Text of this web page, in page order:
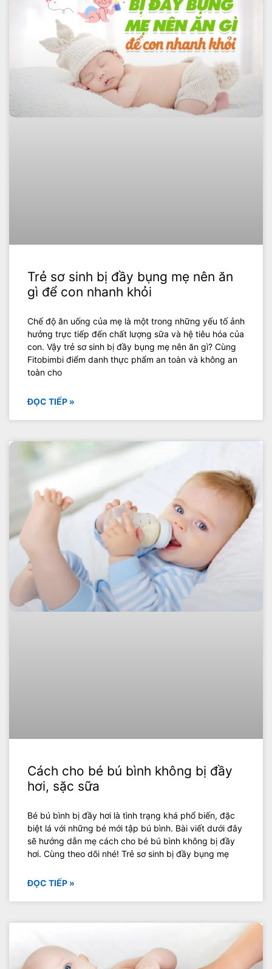
Trẻ sơ sinh bị đầy bụng mẹ nên ăn
gì để con nhanh khỏi
Chế độ ăn uống của mẹ là một trong những yếu tố ảnh
hưởng trực tiếp đến chất lượng sữa và hệ tiêu hóa của
con. Vậy trẻ sơ sinh bị đầy bụng mẹ nên ăn gì? Cùng
Fitobimbi điểm danh thực phẩm an toàn và không an
toàn cho
ĐỌC TIẾP »
Cách cho bé bú bình không bị đầy
hơi, sặc sữa
Bé bú bình bị đầy hơi là tình trạng khá phổ biến, đặc
biệt lá với những bé mới tập bú bình. Bài viết dưới đây
sẽ hướng dẫn mẹ cách cho bé bú bình không bị đầy
hơi. Cùng theo dõi nhé! Trẻ sơ sinh bị đầy bụng mẹ
ĐỌC TIẾP »